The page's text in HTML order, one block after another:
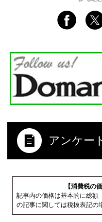
アンケー
【消費税の
記事内の価格は基本的に総額
の記事に関しては税抜表記の